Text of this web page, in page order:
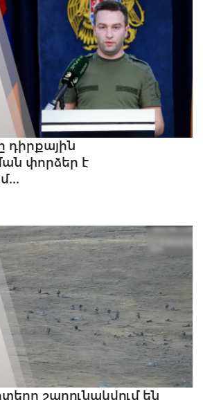
դիրքային
փորձեր է
շարունակվում են